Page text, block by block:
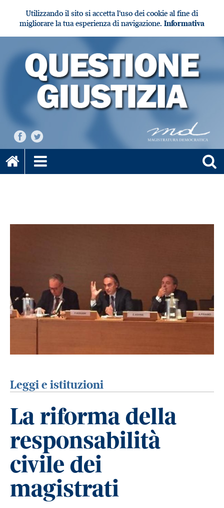
Utilizzando il sito si accetta l'uso dei cookie al fine di
migliorare la tua esperienza di navigazione. Informativa
Leggi e istituzioni
La riforma della
responsabilità
civile dei
magistrati